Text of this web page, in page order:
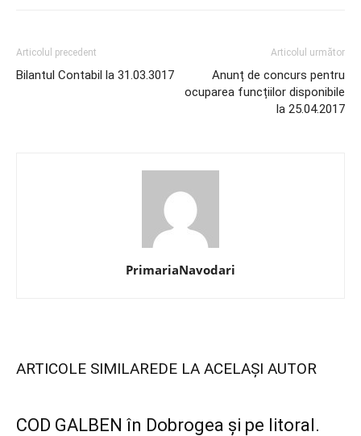
Articolul precedent
Bilantul Contabil la 31.03.3017
Articolul următor
Anunț de concurs pentru
ocuparea funcțiilor disponibile
la 25.04.2017
PrimariaNavodari
ARTICOLE SIMILAREDE LA ACELAȘI AUTOR
COD GALBEN în Dobrogea și pe litoral.